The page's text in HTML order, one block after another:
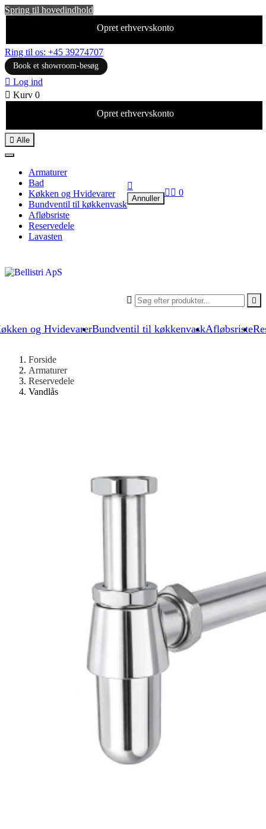
Spring til hovedindhold
Opret erhvervskonto
Ring til os: +45 39274707
Book et showroom-besøg
 Log ind
 Kurv 0
Opret erhvervskonto
og HvidevarerBundventil til køkkenvaskAfløbsriste
 Alle
Armaturer
Bad
Køkken og Hvidevarer
Bundventil til køkkenvask
Afløbsriste
Reservedele
Lavasten
 

Annuller
  0
Forside
Armaturer
Reservedele
Vandlås